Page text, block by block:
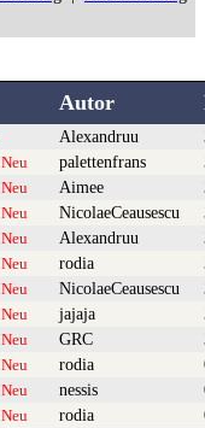
Autor
Alexandruu
Neu palettenfrans
Neu Aimee
Neu NicolaeCeausescu
Neu Alexandruu
Neu rodia
Neu NicolaeCeausescu
Neu jajaja
Neu GRC
Neu rodia
Neu nessis
Neu rodia